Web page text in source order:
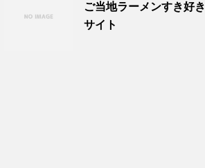
ご当地ラーメンすき好き
サイト